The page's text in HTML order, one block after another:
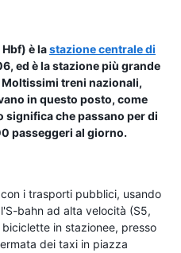
è lastazione centrale di
ed è la stazione più grande
Moltissimi treni nazionali,
in questo posto, come
significa che passano per di
passeggeri al giorno.
i trasporti pubblici, usando
bahn ad alta velocità (S5,
in stazionee, presso
dei taxi in piazza